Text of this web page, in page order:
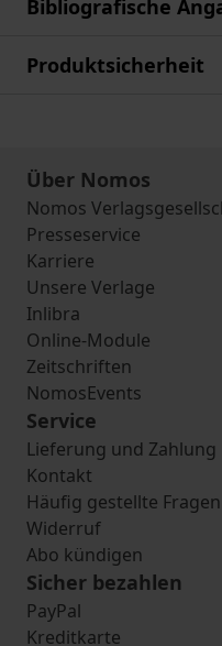
Bibliografische
Produktsicherheit
Über Nomos
Nomos
Presseservice
Karriere
Unsere Verlage
Inlibra
Online-Module
Zeitschriften
NomosEvents
Service
Lieferung und Zahlung
Kontakt
Häufig gestellte Fragen
Widerruf
Abo kündigen
Sicher bezahlen
PayPal
Kreditkarte